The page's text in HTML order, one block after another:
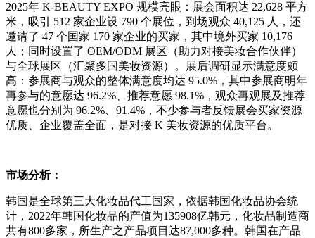
2025年 K-BEAUTY EXPO 规模亮眼：展会面积达 22,628 平方
米，吸引 512 家企业设 790 个展位，到场观众 40,125 人，还
邀请了 47 个国家 170 家企业的买家，其中境外买家 10,176
人；同时设置了 OEM/ODM 展区（助力对接美妆合作伙伴）
与全球展区（汇聚多国美妆资源）。展后调研显示满意度颇
高：参展商与观众的整体满意度均达 95.0%，其中参展商明年
再参与的意愿达 96.2%、推荐意愿 98.1%，观众再观展及推荐
意愿也分别为 96.2%、91.4%，不少参与者反馈展会买家资源
优质、企业覆盖全面，是对接 K 美妆资源的优质平台。
市场分析：
韩国是全球第三大化妆品代工国家，依据韩国化妆品协会统
计，2022年韩国化妆品的产值为135908亿韩元，化妆品制造商
共有800多家，所生产之产品项目达87,000多种。韩国在产品